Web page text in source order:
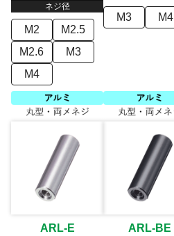
ネジ径
M2
M2.5
M2.6
M3
M4
M3 M4
ARL-E ARL-BE